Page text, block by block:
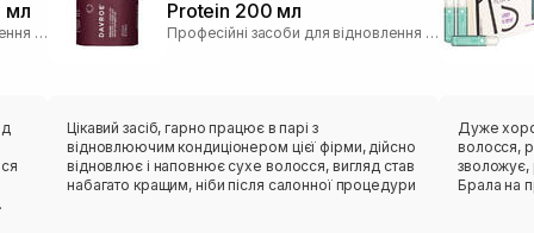
мл
Професійні засоби для відновлення волосся
Protein 200 мл
Професійні засоби для відновлення волосся
Цікавий засіб, гарно працює в парі з
відновлюючим кондиціонером цієї фірми, дійсно
відновлює і наповнює сухе волосся, вигляд став
набагато кращим, ніби після салонної процедури
Дуже
волосся,
зволожує,
Брала на